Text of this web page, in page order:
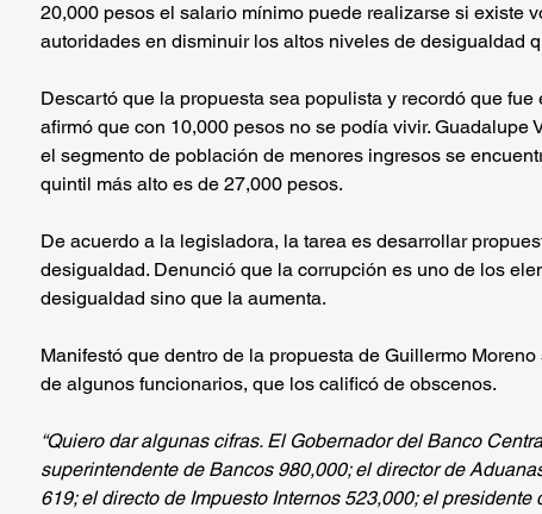
20,000 pesos el salario mínimo puede realizarse si existe
autoridades en disminuir los altos niveles de desigualdad
Descartó que la propuesta sea populista y recordó que
afirmó que con 10,000 pesos no se podía vivir. Guadalupe
el segmento de población de menores ingresos se
quintil más alto es de 27,000 pesos.
De acuerdo a la legisladora, la tarea es desarrollar
desigualdad. Denunció que la corrupción es uno de los
desigualdad sino que la aumenta.
Manifestó que dentro de la propuesta de Guillermo
de algunos funcionarios, que los calificó de obscenos.
“Quiero dar algunas cifras. El Gobernador del Banco
superintendente de Bancos 980,000; el director de
619; el directo de Impuesto Internos 523,000; el